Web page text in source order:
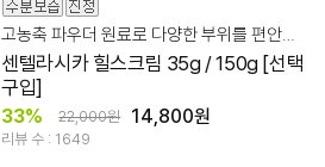
센텔라시카 힐스크림 35g / 150g [선택
구입]
33% 22,000원 14,800원
리뷰 수 : 1649